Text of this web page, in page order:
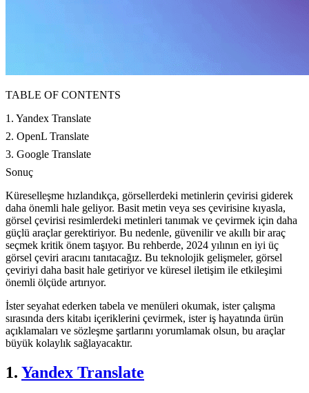
TABLE OF CONTENTS
1. Yandex Translate
2. OpenL Translate
3. Google Translate
Sonuç
Küreselleşme hızlandıkça, görsellerdeki metinlerin çevirisi giderek
daha önemli hale geliyor. Basit metin veya ses çevirisine kıyasla,
görsel çevirisi resimlerdeki metinleri tanımak ve çevirmek için daha
güçlü araçlar gerektiriyor. Bu nedenle, güvenilir ve akıllı bir araç
seçmek kritik önem taşıyor. Bu rehberde, 2024 yılının en iyi üç
görsel çeviri aracını tanıtacağız. Bu teknolojik gelişmeler, görsel
çeviriyi daha basit hale getiriyor ve küresel iletişim ile etkileşimi
önemli ölçüde artırıyor.
İster seyahat ederken tabela ve menüleri okumak, ister çalışma
sırasında ders kitabı içeriklerini çevirmek, ister iş hayatında ürün
açıklamaları ve sözleşme şartlarını yorumlamak olsun, bu araçlar
büyük kolaylık sağlayacaktır.
1. Yandex Translate